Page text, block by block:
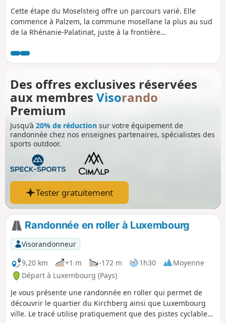
Cette étape du Moselsteig offre un parcours varié. Elle
commence à Palzem, la commune mosellane la plus au sud
de la Rhénanie-Palatinat, juste à la frontière
deux tours vaut le détour. La randonnée traverse des bois et
des prairies, avec quelques points de vue sur la Moselle et
travers les vignobles sur un ancien chemin de croix jusqu'à
Nittel.
Des offres exclusives réservées
aux membres Visorando
Premium
Jusqu’à 20% de réduction sur votre équipement de
randonnée chez nos enseignes partenaires, spécialistes des
sports outdoor.
Tester gratuitement
Randonnée en roller à Luxembourg
Visorandonneur
9,20 km
+1 m -172 m 1h30
Moyenne
Départ à Luxembourg (Pays)
Je vous présente une randonnée en roller qui permet de
découvrir le quartier du Kirchberg ainsi que Luxembourg
ville. Le tracé utilise pratiquement que des pistes cyclables.